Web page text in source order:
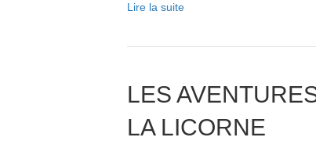
Lire la suite
LES
LA LICORNE